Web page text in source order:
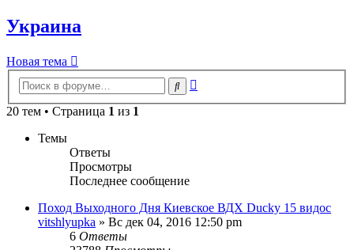
Украина
Новая тема
Поиск
20 тем • Страница 1 из 1
Темы
Ответы
Просмотры
Последнее сообщение
Поход Выходного Дня Киевское ВДХ Ducky 15 видос
vitshlyupka » Вс дек 04, 2016 12:50 pm
6 Ответы